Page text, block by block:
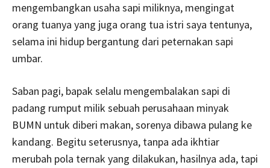
mengembangkan usaha sapi miliknya, mengingat
orang tuanya yang juga orang tua istri saya tentunya,
selama ini hidup bergantung dari peternakan sapi
umbar.
Saban pagi, bapak selalu mengembalakan sapi di
padang rumput milik sebuah perusahaan minyak
BUMN untuk diberi makan, sorenya dibawa pulang ke
kandang. Begitu seterusnya, tanpa ada ikhtiar
merubah pola ternak yang dilakukan, hasilnya ada, tapi